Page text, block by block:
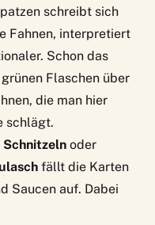
schreibt sich
Fahnen, interpretiert
Schon das
Flaschen über
die man hier
schlägt.
Schnitzeln oder
fällt die Karten
Saucen auf. Dabei